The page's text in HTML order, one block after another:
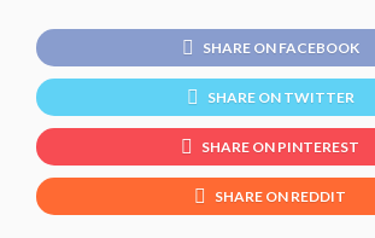
SHARE ON FACEBOOK
SHARE ON TWITTER
SHARE ON PINTEREST
SHARE ON REDDIT